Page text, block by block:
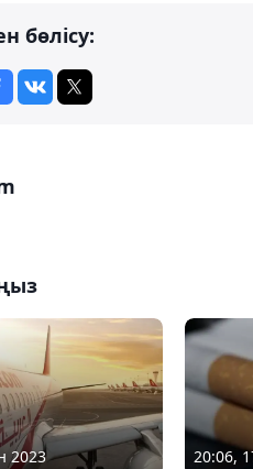
бөлісу:
2023 20:06,